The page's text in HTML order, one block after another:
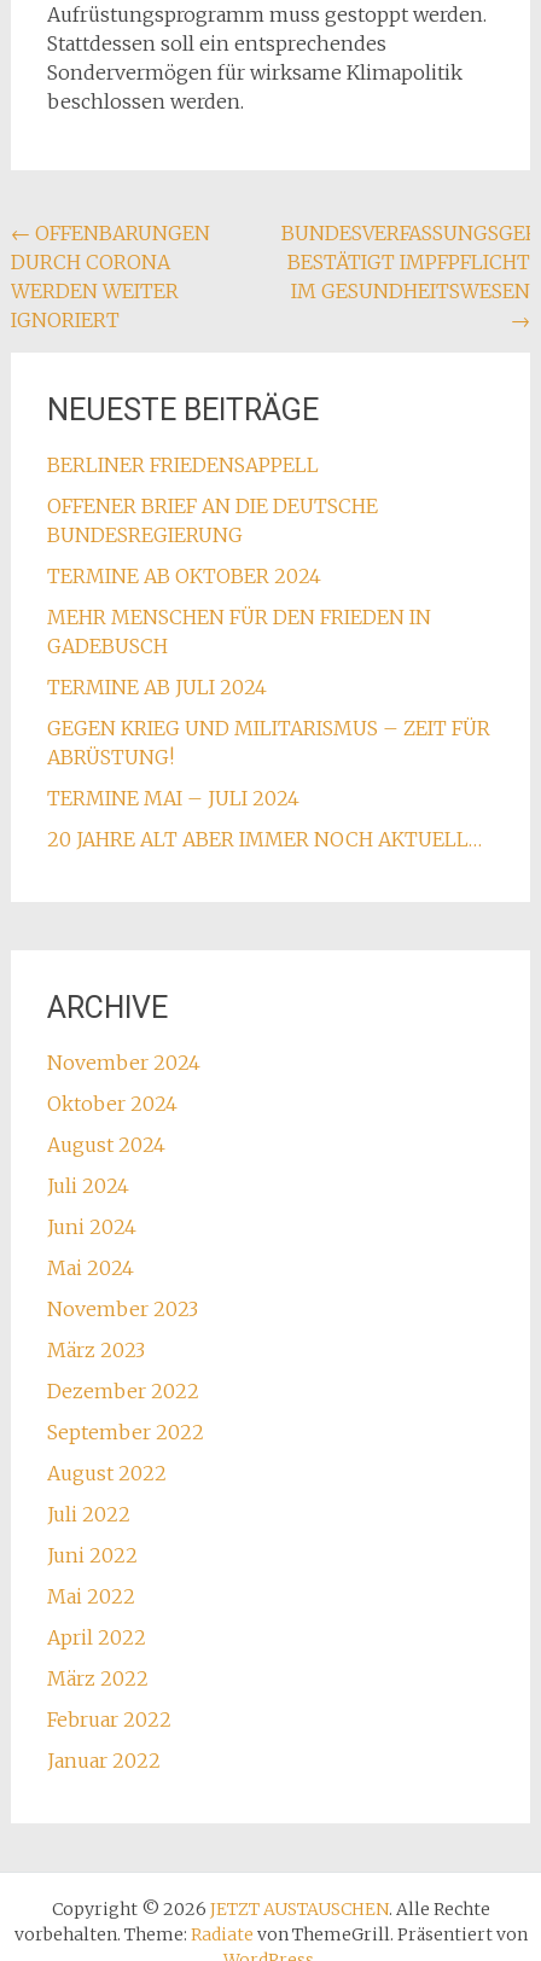
Aufrüstungsprogramm muss gestoppt werden.
Stattdessen soll ein entsprechendes
Sondervermögen für wirksame Klimapolitik
beschlossen werden.
Beitragsnavigation
← OFFENBARUNGEN
DURCH CORONA
WERDEN WEITER
IGNORIERT
BESTÄTIGT IMPFPFLICHT
IM GESUNDHEITSWESEN
→
NEUESTE BEITRÄGE
BERLINER FRIEDENSAPPELL
OFFENER BRIEF AN DIE DEUTSCHE
BUNDESREGIERUNG
TERMINE AB OKTOBER 2024
MEHR MENSCHEN FÜR DEN FRIEDEN IN
GADEBUSCH
TERMINE AB JULI 2024
GEGEN KRIEG UND MILITARISMUS – ZEIT FÜR
ABRÜSTUNG!
TERMINE MAI – JULI 2024
20 JAHRE ALT ABER IMMER NOCH AKTUELL…
ARCHIVE
November 2024
Oktober 2024
August 2024
Juli 2024
Juni 2024
Mai 2024
November 2023
März 2023
Dezember 2022
September 2022
August 2022
Juli 2022
Juni 2022
Mai 2022
April 2022
März 2022
Februar 2022
Januar 2022
Copyright © 2026 JETZT AUSTAUSCHEN. Alle Rechte
vorbehalten. Theme: Radiate von ThemeGrill. Präsentiert von